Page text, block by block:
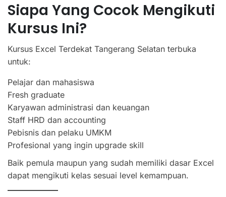
Siapa Yang Cocok Mengikuti
Kursus Ini?
Kursus Excel Terdekat Tangerang Selatan terbuka
untuk:
Pelajar dan mahasiswa
Fresh graduate
Karyawan administrasi dan keuangan
Staff HRD dan accounting
Pebisnis dan pelaku UMKM
Profesional yang ingin upgrade skill
Baik pemula maupun yang sudah memiliki dasar Excel
dapat mengikuti kelas sesuai level kemampuan.